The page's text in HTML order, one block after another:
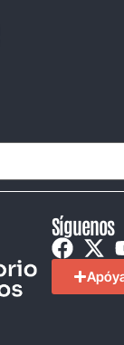
Síguenos